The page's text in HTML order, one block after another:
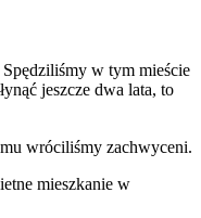
w tym mieście
jeszcze dwa lata, to
wróciliśmy zachwyceni.
mieszkanie w